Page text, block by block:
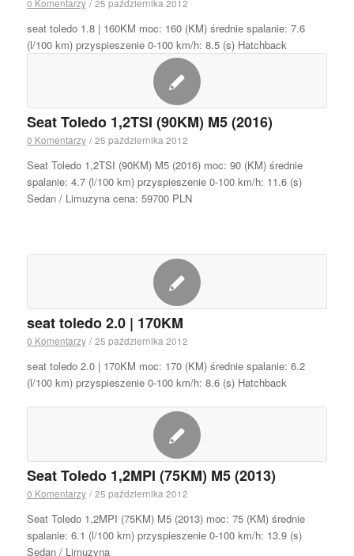
0 Komentarzy / 25 października 2012
seat toledo 1.8 | 160KM moc: 160 (KM) średnie spalanie: 7.6
(l/100 km) przyspieszenie 0-100 km/h: 8.5 (s) Hatchback
Seat Toledo 1,2TSI (90KM) M5 (2016)
0 Komentarzy / 25 października 2012
Seat Toledo 1,2TSI (90KM) M5 (2016) moc: 90 (KM) średnie
spalanie: 4.7 (l/100 km) przyspieszenie 0-100 km/h: 11.6 (s)
Sedan / Limuzyna cena: 59700 PLN
seat toledo 2.0 | 170KM
0 Komentarzy / 25 października 2012
seat toledo 2.0 | 170KM moc: 170 (KM) średnie spalanie: 6.2
(l/100 km) przyspieszenie 0-100 km/h: 8.6 (s) Hatchback
Seat Toledo 1,2MPI (75KM) M5 (2013)
0 Komentarzy / 25 października 2012
Seat Toledo 1,2MPI (75KM) M5 (2013) moc: 75 (KM) średnie
spalanie: 6.1 (l/100 km) przyspieszenie 0-100 km/h: 13.9 (s)
Sedan / Limuzyna